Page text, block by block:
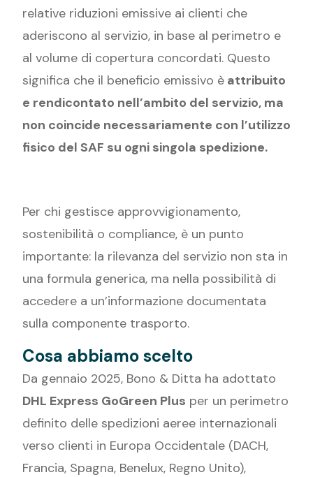
relative riduzioni emissive ai clienti che
aderiscono al servizio, in base al perimetro e
al volume di copertura concordati. Questo
significa che il beneficio emissivo è attribuito
e rendicontato nell’ambito del servizio, ma
non coincide necessariamente con l’utilizzo
fisico del SAF su ogni singola spedizione.
Per chi gestisce approvvigionamento,
sostenibilità o compliance, è un punto
importante: la rilevanza del servizio non sta in
una formula generica, ma nella possibilità di
accedere a un’informazione documentata
sulla componente trasporto.
Cosa abbiamo scelto
Da gennaio 2025, Bono & Ditta ha adottato
DHL Express GoGreen Plus per un perimetro
definito delle spedizioni aeree internazionali
verso clienti in Europa Occidentale (DACH,
Francia, Spagna, Benelux, Regno Unito),